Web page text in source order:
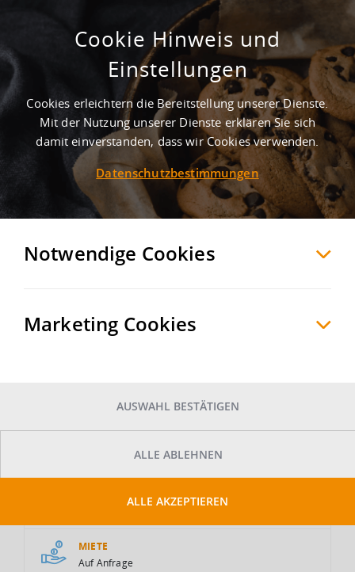
Attraktive Betriebs-und
Produktionsimmobilie nahe der A17
!
PirnaSächsische Schweiz-Osterzgebirge, Deutschland
MERKEN VERGLEICHEN EXPORT PDF
MIETE
Auf Anfrage
Cookie Hinweis und
Einstellungen
Cookies erleichtern die Bereitstellung unserer Dienste.
Mit der Nutzung unserer Dienste erklären Sie sich
damit einverstanden, dass wir Cookies verwenden.
Datenschutzbestimmungen
Notwendige Cookies
Marketing Cookies
AUSWAHL BESTÄTIGEN
ALLE ABLEHNEN
ALLE AKZEPTIEREN